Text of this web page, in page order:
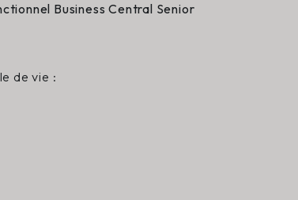
Business Central Senior
de vie :